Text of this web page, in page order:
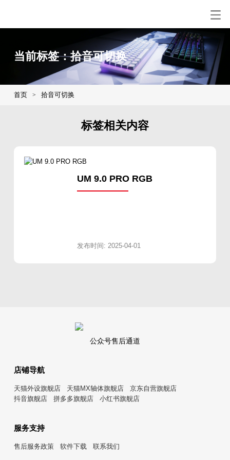
当前标签：拾音可切换
首页 > 拾音可切换
标签相关内容
UM 9.0 PRO RGB
发布时间: 2025-04-01
公众号售后通道
店铺导航
天猫外设旗舰店 天猫MX轴体旗舰店
京东自营旗舰店
抖音旗舰店
拼多多旗舰店 小红书旗舰店
服务支持
售后服务政策 软件下载 联系我们